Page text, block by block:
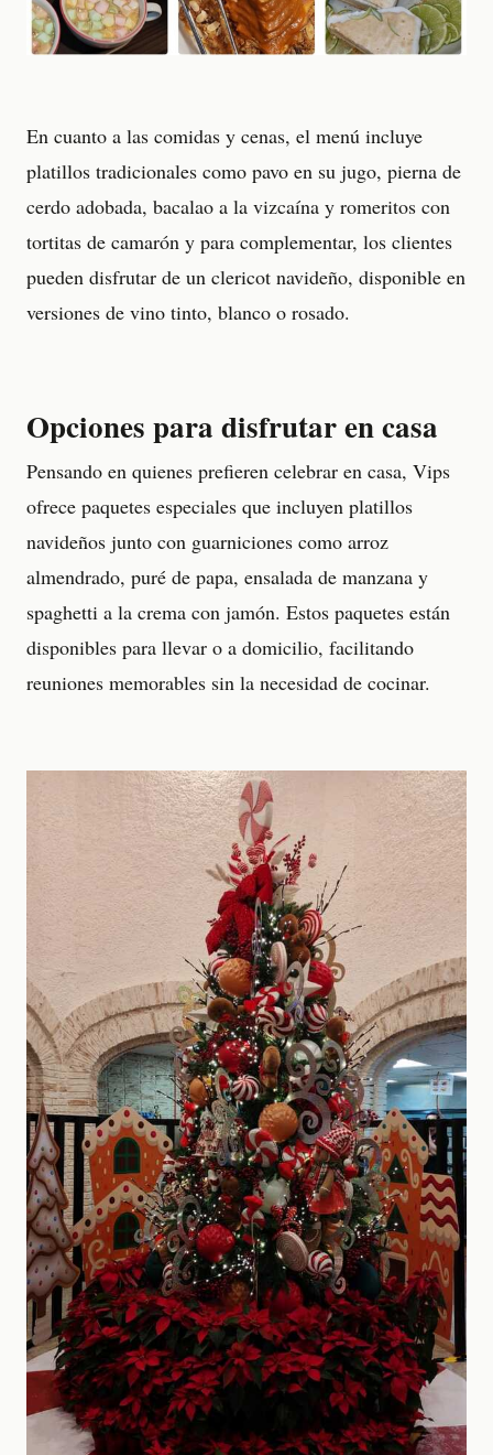
En cuanto a las comidas y cenas, el menú incluye
platillos tradicionales como pavo en su jugo, pierna de
cerdo adobada, bacalao a la vizcaína y romeritos con
tortitas de camarón y para complementar, los clientes
pueden disfrutar de un clericot navideño, disponible en
versiones de vino tinto, blanco o rosado.
Opciones para disfrutar en casa
Pensando en quienes prefieren celebrar en casa, Vips
ofrece paquetes especiales que incluyen platillos
navideños junto con guarniciones como arroz
almendrado, puré de papa, ensalada de manzana y
spaghetti a la crema con jamón. Estos paquetes están
disponibles para llevar o a domicilio, facilitando
reuniones memorables sin la necesidad de cocinar.